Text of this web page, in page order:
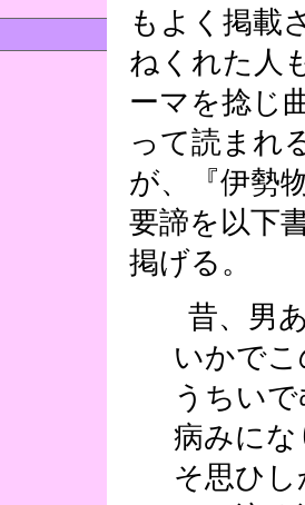
もよく掲載
ねくれた人
ーマを捻じ
って読まれ
が、『伊勢
要諦を以下
掲げる。
昔、男
いかで
うちい
病みに
そ思ひ